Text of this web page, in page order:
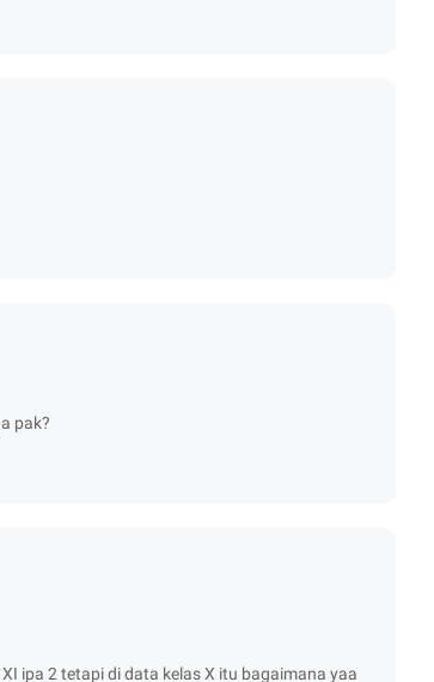
pak?
ipa 2 tetapi di data kelas X itu bagaimana yaa